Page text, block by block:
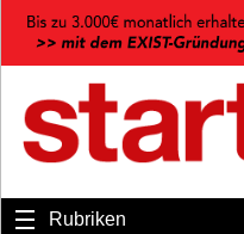
Rubriken